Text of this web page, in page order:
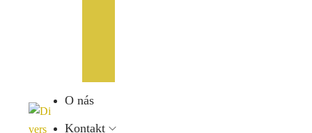
O nás
Kontakt